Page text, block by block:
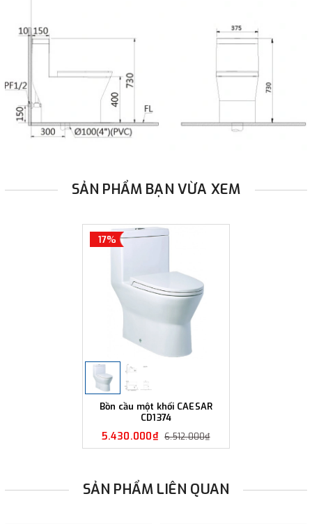
SẢN PHẨM BẠN VỪA XEM
17%
Bồn cầu một khối CAESAR
CD1374
5.430.000₫ 6.512.000₫
SẢN PHẨM LIÊN QUAN